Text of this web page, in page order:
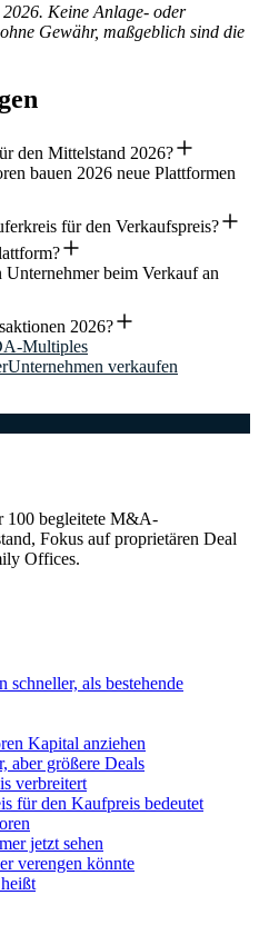
Keine Anlage- oder
Gewähr, maßgeblich sind die
den Mittelstand 2026?
bauen 2026 neue Plattformen
für den Verkaufspreis?
beim Verkauf an
2026?
Multiples
Unternehmen verkaufen
100 begleitete M&A-
Fokus auf proprietären Deal
Offices.
schneller, als bestehende
Kapital anziehen
aber größere Deals
verbreitert
für den Kaufpreis bedeutet
jetzt sehen
verengen könnte